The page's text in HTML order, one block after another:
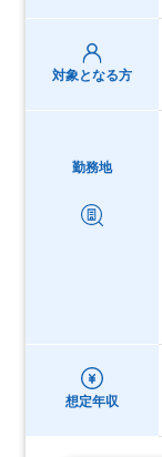
対象となる方
勤務地
想定年収